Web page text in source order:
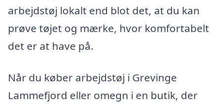
arbejdstøj lokalt end blot det, at du kan
prøve tøjet og mærke, hvor komfortabelt
det er at have på.
Når du køber arbejdstøj i Grevinge
Lammefjord eller omegn i en butik, der